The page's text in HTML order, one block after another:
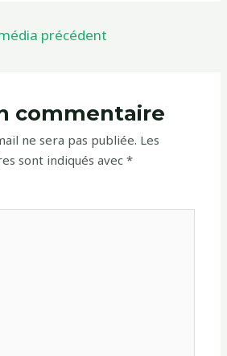
précédent
commentaire
ne sera pas publiée. Les
sont indiqués avec*